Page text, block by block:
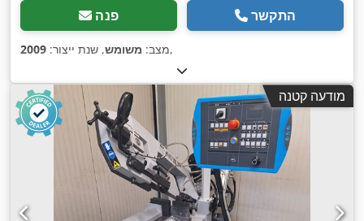
פנה התקשר
מצב: משומש, שנת ייצור: 2009 ,
מודעה קטנה